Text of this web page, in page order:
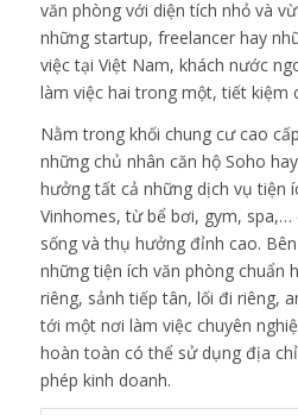
văn phòng với diện tích nhỏ và
những startup, freelancer hay
việc tại Việt Nam, khách nước
làm việc hai trong một, tiết kiệm
Nằm trong khối chung cư cao
những chủ nhân căn hộ Soho
hưởng tất cả những dịch vụ tiện
Vinhomes, từ bể bơi, gym, spa,…
sống và thụ hưởng đỉnh cao.
những tiện ích văn phòng chuẩn
riêng, sảnh tiếp tân, lối đi riêng,
tới một nơi làm việc chuyên
hoàn toàn có thể sử dụng địa
phép kinh doanh.